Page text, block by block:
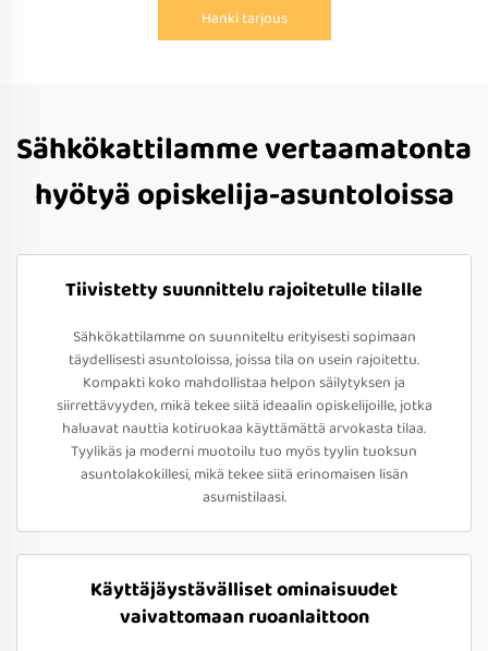
Hanki tarjous
Sähkökattilamme vertaamatonta
hyötyä opiskelija-asuntoloissa
Tiivistetty suunnittelu rajoitetulle tilalle
Sähkökattilamme on suunniteltu erityisesti sopimaan
täydellisesti asuntoloissa, joissa tila on usein rajoitettu.
Kompakti koko mahdollistaa helpon säilytyksen ja
siirrettävyyden, mikä tekee siitä ideaalin opiskelijoille, jotka
haluavat nauttia kotiruokaa käyttämättä arvokasta tilaa.
Tyylikäs ja moderni muotoilu tuo myös tyylin tuoksun
asuntolakokillesi, mikä tekee siitä erinomaisen lisän
asumistilaasi.
Käyttäjäystävälliset ominaisuudet
vaivattomaan ruoanlaittoon